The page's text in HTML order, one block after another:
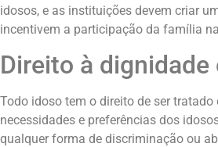
idosos, e as instituições devem criar
incentivem a participação da família
Direito à dignidade
Todo idoso tem o direito de ser
necessidades e preferências dos
qualquer forma de discriminação ou